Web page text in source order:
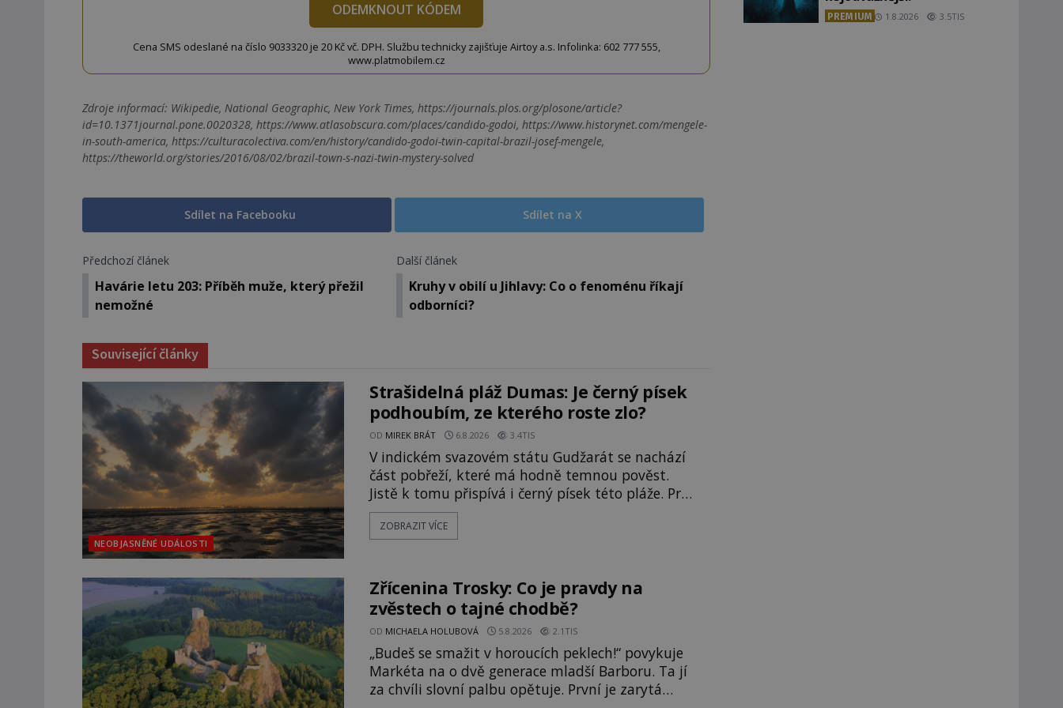
ODEMKNOUT KÓDEM
Cena SMS odeslané na číslo 9033320 je 20 Kč vč. DPH. Službu technicky zajišťuje Airtoy a.s. Infolinka: 602 777 555,
www.platmobilem.cz
Zdroje informací: Wikipedie, National Geographic, New York Times, https://journals.plos.org/plosone/article?
id=10.1371journal.pone.0020328, https://www.atlasobscura.com/places/candido-godoi, https://www.historynet.com/mengele-
in-south-america, https://culturacolectiva.com/en/history/candido-godoi-twin-capital-brazil-josef-mengele,
https://theworld.org/stories/2016/08/02/brazil-town-s-nazi-twin-mystery-solved
Sdílet na Facebooku Sdílet na X
Předchozí článek
Havárie letu 203: Příběh muže, který přežil
nemožné
Další článek
Kruhy v obilí u Jihlavy: Co o fenoménu říkají
odborníci?
Související články
NEOBJASNĚNÉ UDÁLOSTI
Strašidelná pláž Dumas: Je černý písek
podhoubím, ze kterého roste zlo?
OD MIREK BRÁT 6.8.2026 3.4TIS
V indickém svazovém státu Gudžarát se nachází
část pobřeží, které má hodně temnou pověst.
Jistě k tomu přispívá i černý písek této pláže. Proč
má pláž takové netypické zbarvení? Nakolik jsou
pravdivé historky, že zde došlo k
pláž Dumas ve městě Surat. Gu
ZOBRAZIT VÍCE
Zřícenina Trosky: Co je pravdy na
zvěstech o tajné chodbě?
OD MICHAELA HOLUBOVÁ 5.8.2026 2.1TIS
„Budeš se smažit v horoucích peklech!“ povykuje
Markéta na o dvě generace mladší Barboru. Ta jí
za chvíli slovní palbu opětuje. První je zarytá
PREMIUM 1.8.2026 3.5TIS